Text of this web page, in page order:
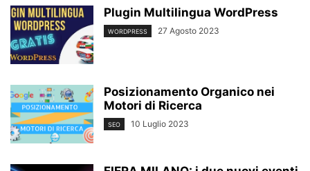
Plugin Multilingua WordPress
WORDPRESS 27 Agosto 2023
Posizionamento Organico nei
Motori di Ricerca
SEO 10 Luglio 2023